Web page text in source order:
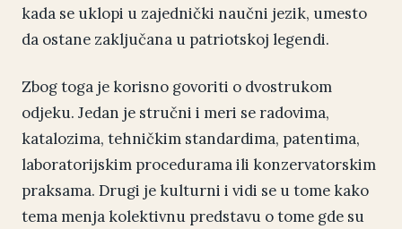
kada se uklopi u zajednički naučni jezik, umesto
da ostane zaključana u patriotskoj legendi.
Zbog toga je korisno govoriti o dvostrukom
odjeku. Jedan je stručni i meri se radovima,
katalozima, tehničkim standardima, patentima,
laboratorijskim procedurama ili konzervatorskim
praksama. Drugi je kulturni i vidi se u tome kako
tema menja kolektivnu predstavu o tome gde su